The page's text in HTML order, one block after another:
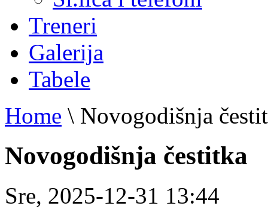
Treneri
Galerija
Tabele
Home \ Novogodišnja
Novogodišnja čestitka
Sre, 2025-12-31 13:44